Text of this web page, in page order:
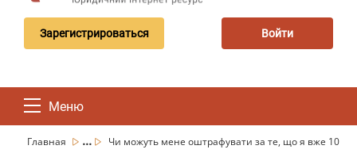
Зарегистрироваться Войти
Меню
Главная ...
Чи можуть мене оштрафувати за те, що я вже 10